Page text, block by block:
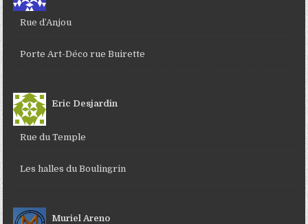
Rue d’Anjou
Porte Art-Déco rue Buirette
Eric Desjardin
Rue du Temple
Les halles du Boulingrin
Muriel Areno